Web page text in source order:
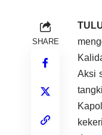
dan
Aksi